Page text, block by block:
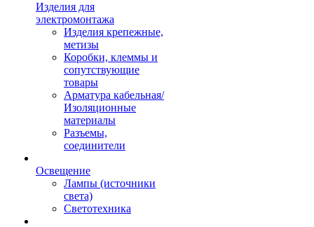
Изделия для
электромонтажа
Изделия крепежные,
метизы
Коробки, клеммы и
сопутствующие
товары
Арматура кабельная/
Изоляционные
материалы
Разъемы,
соединители
Освещение
Лампы (источники
света)
Светотехника